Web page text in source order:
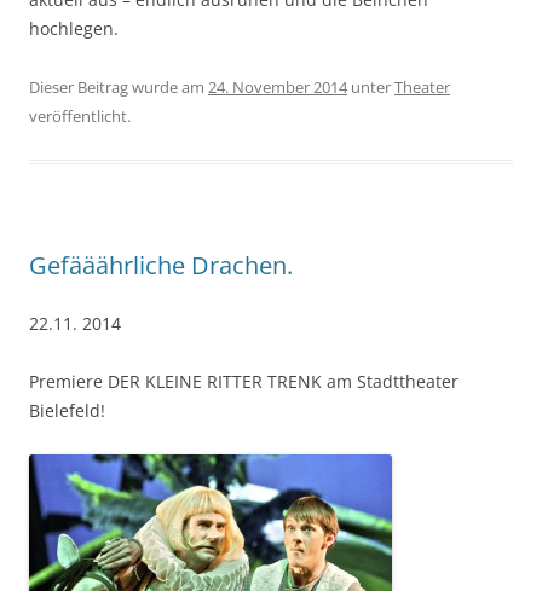
hochlegen.
Dieser Beitrag wurde am 24. November 2014unterTheater
veröffentlicht.
Gefääährliche Drachen.
22.11. 2014
Premiere DER KLEINE RITTER TRENK am Stadttheater
Bielefeld!